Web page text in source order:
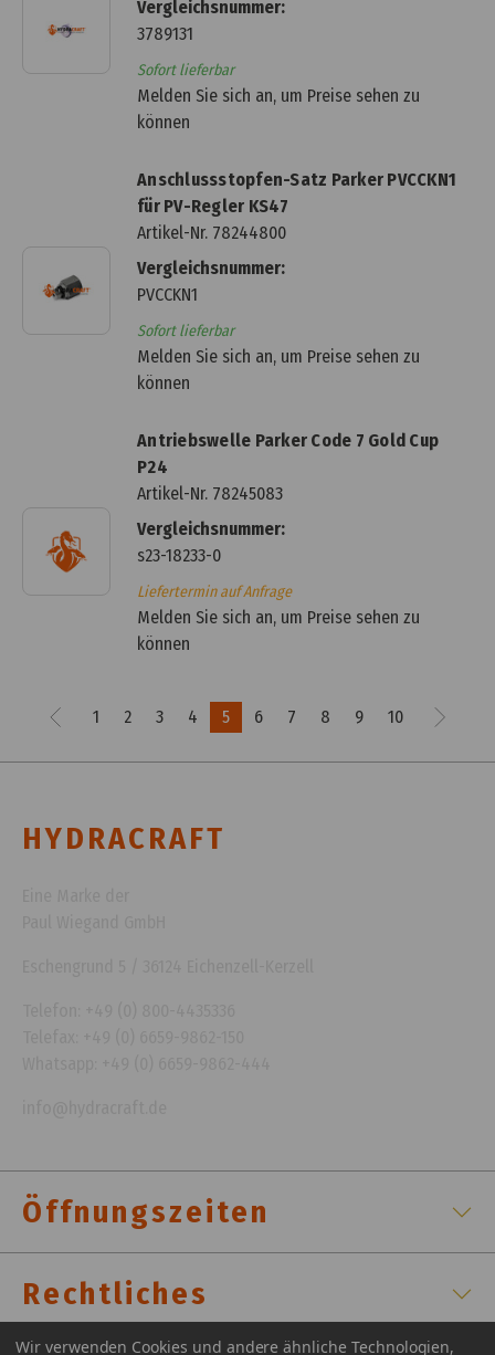
Vergleichsnummer:
3789131
Sofort lieferbar
Melden Sie sich an, um Preise sehen zu
können
Anschlussstopfen-Satz Parker PVCCKN1
für PV-Regler KS47
Artikel-Nr. 78244800
Vergleichsnummer:
PVCCKN1
Sofort lieferbar
Melden Sie sich an, um Preise sehen zu
können
Antriebswelle Parker Code 7 Gold Cup
P24
Artikel-Nr. 78245083
Vergleichsnummer:
s23-18233-0
Liefertermin auf Anfrage
Melden Sie sich an, um Preise sehen zu
können
1 2 3 4 5 6 7 8 9 10
HYDRACRAFT
Öffnungszeiten
Rechtliches
Wir verwenden Cookies und andere ähnliche Technologien,